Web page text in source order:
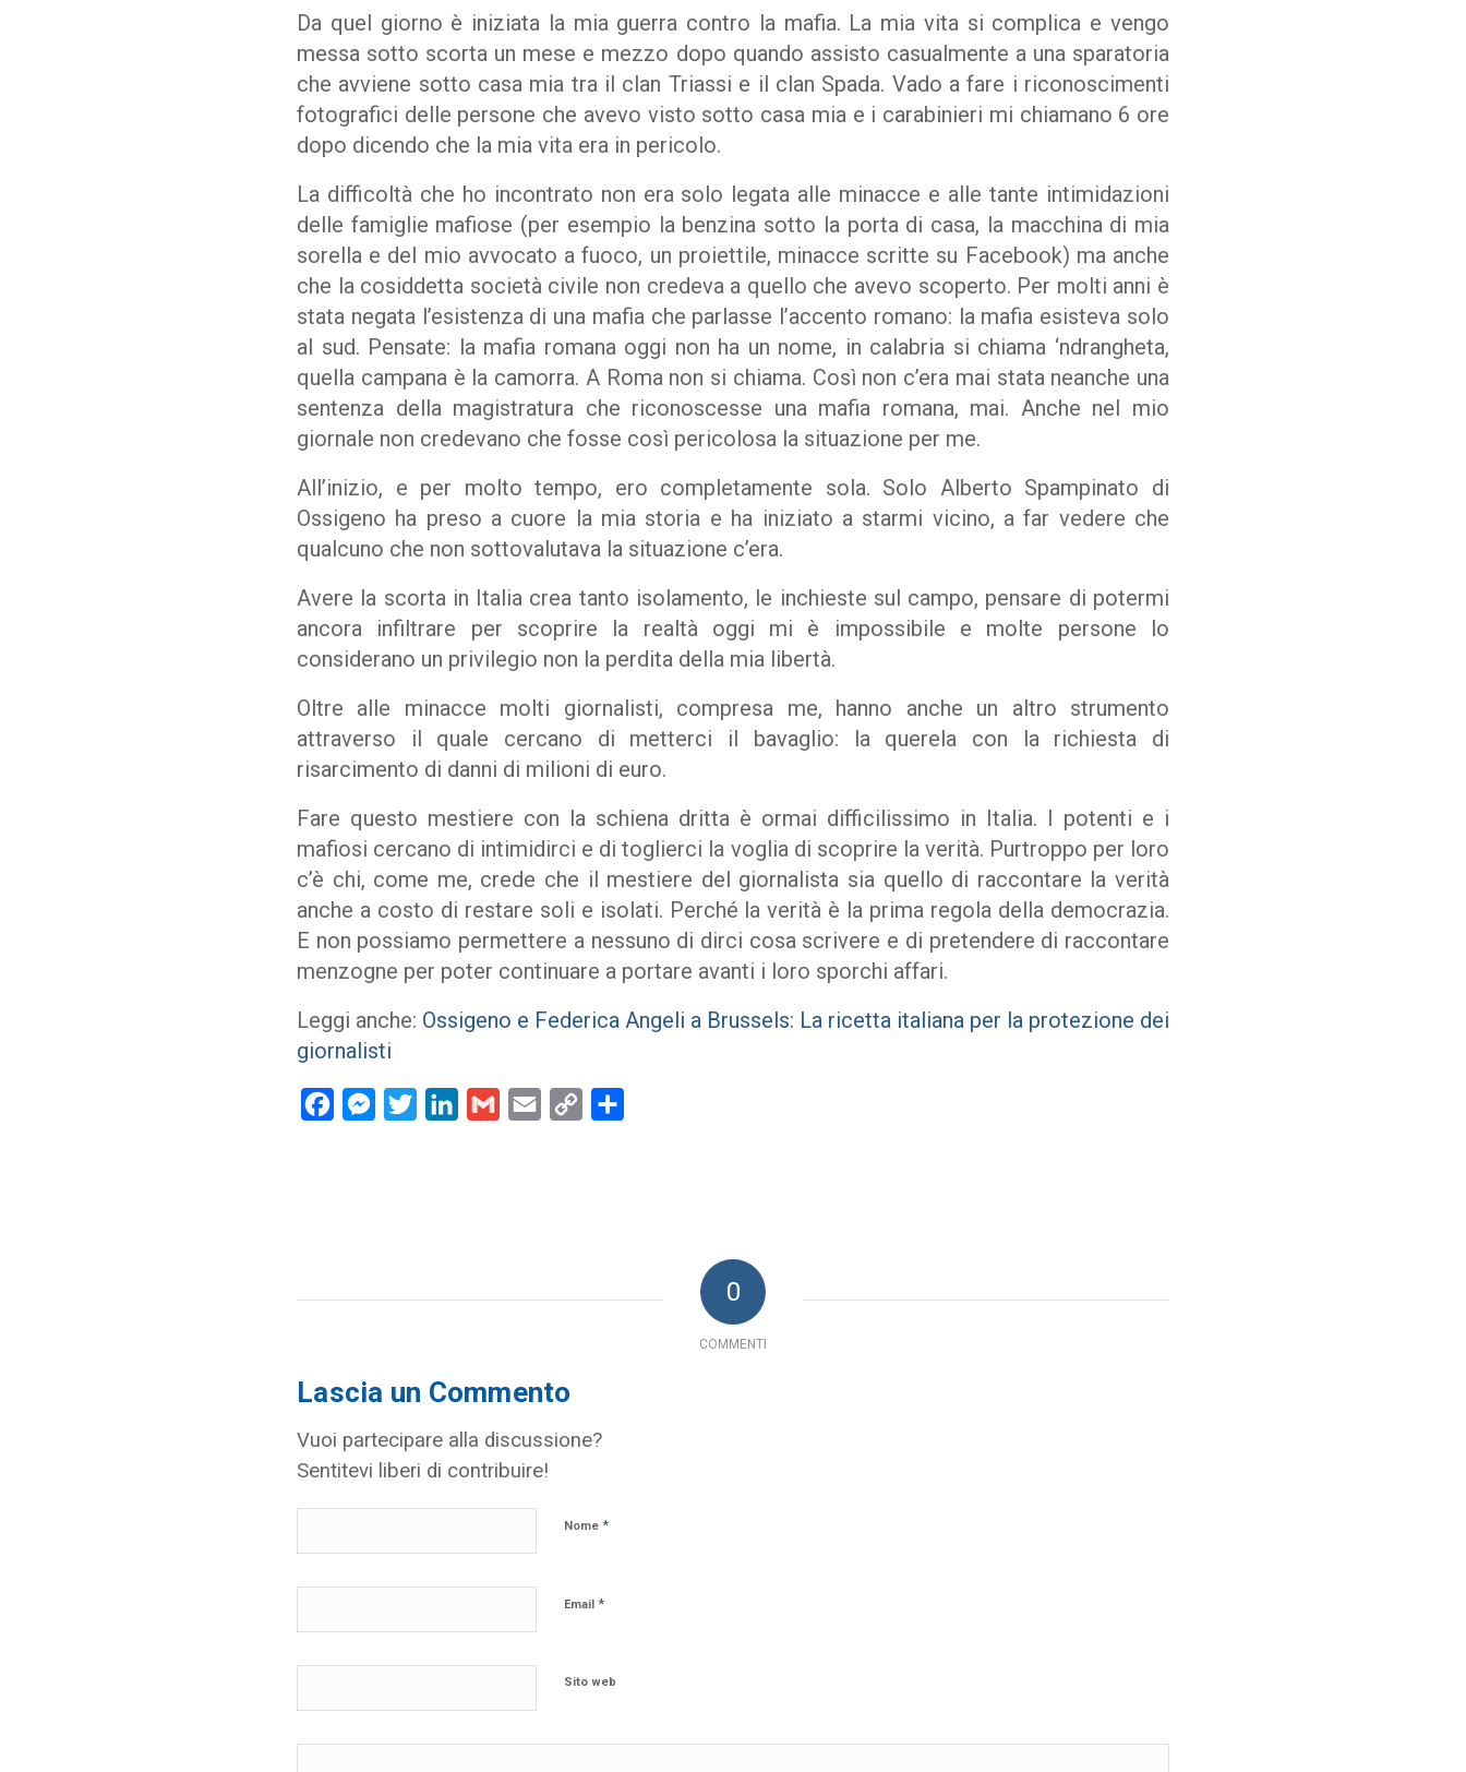
Da quel giorno è iniziata la mia guerra contro la mafia. La mia vita si complica e vengo
messa sotto scorta un mese e mezzo dopo quando assisto casualmente a una sparatoria
che avviene sotto casa mia tra il clan Triassi e il clan Spada. Vado a fare i riconoscimenti
fotografici delle persone che avevo visto sotto casa mia e i carabinieri mi chiamano 6 ore
dopo dicendo che la mia vita era in pericolo.
La difficoltà che ho incontrato non era solo legata alle minacce e alle tante intimidazioni
delle famiglie mafiose (per esempio la benzina sotto la porta di casa, la macchina di mia
sorella e del mio avvocato a fuoco, un proiettile, minacce scritte su Facebook) ma anche
che la cosiddetta società civile non credeva a quello che avevo scoperto. Per molti anni è
stata negata l’esistenza di una mafia che parlasse l’accento romano: la mafia esisteva solo
al sud. Pensate: la mafia romana oggi non ha un nome, in calabria si chiama ‘ndrangheta,
quella campana è la camorra. A Roma non si chiama. Così non c’era mai stata neanche una
sentenza della magistratura che riconoscesse una mafia romana, mai. Anche nel mio
giornale non credevano che fosse così pericolosa la situazione per me.
All’inizio, e per molto tempo, ero completamente sola. Solo Alberto Spampinato di
Ossigeno ha preso a cuore la mia storia e ha iniziato a starmi vicino, a far vedere che
qualcuno che non sottovalutava la situazione c’era.
Avere la scorta in Italia crea tanto isolamento, le inchieste sul campo, pensare di potermi
ancora infiltrare per scoprire la realtà oggi mi è impossibile e molte persone lo
considerano un privilegio non la perdita della mia libertà.
Oltre alle minacce molti giornalisti, compresa me, hanno anche un altro strumento
attraverso il quale cercano di metterci il bavaglio: la querela con la richiesta di
risarcimento di danni di milioni di euro.
Fare questo mestiere con la schiena dritta è ormai difficilissimo in Italia. I potenti e i
mafiosi cercano di intimidirci e di toglierci la voglia di scoprire la verità. Purtroppo per loro
c’è chi, come me, crede che il mestiere del giornalista sia quello di raccontare la verità
anche a costo di restare soli e isolati. Perché la verità è la prima regola della democrazia.
E non possiamo permettere a nessuno di dirci cosa scrivere e di pretendere di raccontare
menzogne per poter continuare a portare avanti i loro sporchi affari.
Leggi anche: Ossigeno e Federica Angeli a Brussels: La ricetta italiana per la protezione dei
giornalisti
FacebookMessenger
Twitter LinkedInGmail Email
Copy
0
COMMENTI
Lascia un Commento
Vuoi partecipare alla discussione?
Sentitevi liberi di contribuire!
Nome *
Email *
Sito web